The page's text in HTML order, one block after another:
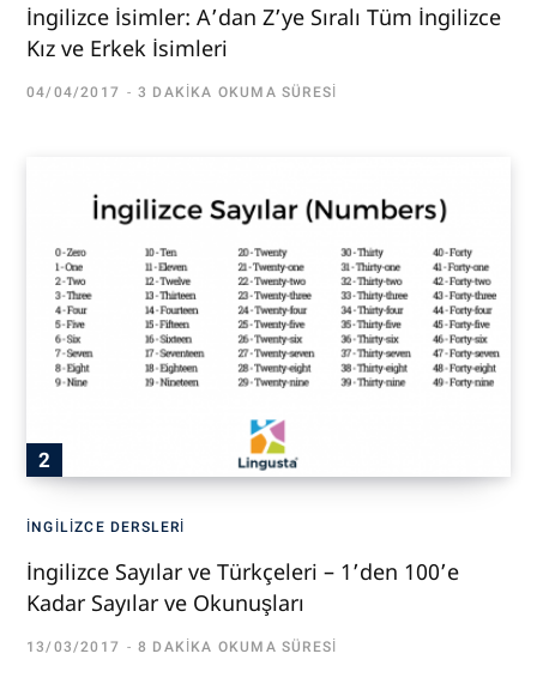
İngilizce İsimler: A’dan Z’ye Sıralı Tüm İngilizce
Kız ve Erkek İsimleri
04/04/2017 3 DAKIKA OKUMA SÜRESI
İNGILIZCE DERSLERI
İngilizce Sayılar ve Türkçeleri – 1’den 100’e
Kadar Sayılar ve Okunuşları
13/03/2017 8 DAKIKA OKUMA SÜRESI